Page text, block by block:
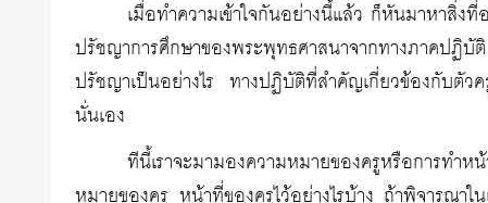
เมื่อทำความเข้าใจกันอย่างนี้แล้ว ก็หันมาหาสิ่ง
ปรัชญาการศึกษาของพระพุทธศาสนาจากทางภาคป
ปรัชญาเป็นอย่างไร ทางปฏิบัติที่สำคัญเกี่ยวข้องกับ
นั่นเอง
ทีนี้เราจะมามองความหมายของครูหรือการทำ